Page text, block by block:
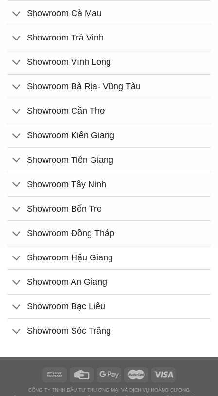
Showroom Cà Mau
Showroom Trà Vinh
Showroom Vĩnh Long
Showroom Bà Rịa- Vũng Tàu
Showroom Cần Thơ
Showroom Kiên Giang
Showroom Tiền Giang
Showroom Tây Ninh
Showroom Bến Tre
Showroom Đồng Tháp
Showroom Hậu Giang
Showroom An Giang
Showroom Bạc Liêu
Showroom Sóc Trăng
CÔNG TY TNHH ĐẦU TƯ THƯƠNG MẠI VÀ DỊCH VỤ HOÀNG CƯƠNG